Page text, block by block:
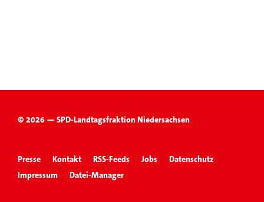
© 2026 — SPD-Landtagsfraktion Niedersachsen
Presse Kontakt RSS-Feeds Jobs
Datenschutz
Impressum
Datei-Manager